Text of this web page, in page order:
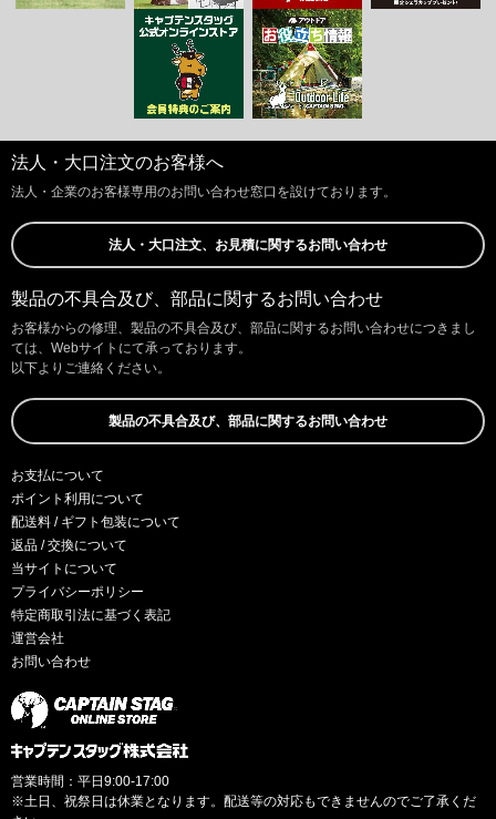
法人・大口注文のお客様へ
法人・企業のお客様専用のお問い合わせ窓口を設けております。
法人・大口注文、お見積に関するお問い合わせ
製品の不具合及び、部品に関するお問い合わせ
お客様からの修理、製品の不具合及び、部品に関するお問い合わせにつきまし
ては、Webサイトにて承っております。
以下よりご連絡ください。
製品の不具合及び、部品に関するお問い合わせ
お支払について
ポイント利用について
配送料 / ギフト包装について
返品 / 交換について
当サイトについて
プライバシーポリシー
特定商取引法に基づく表記
運営会社
お問い合わせ
営業時間：平日9:00-17:00
※土日、祝祭日は休業となります。配送等の対応もできませんのでご了承くだ